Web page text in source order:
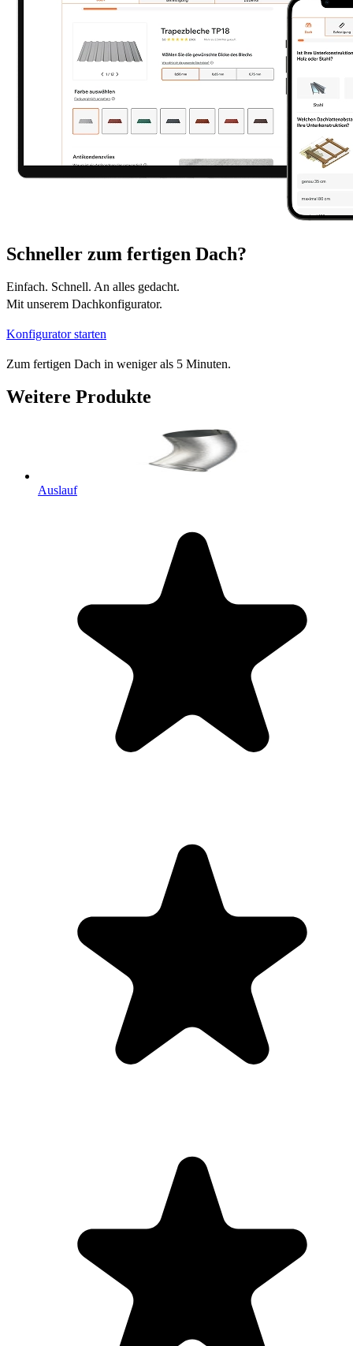
Schneller zum fertigen Dach?
Einfach. Schnell. An alles gedacht.
Mit unserem Dachkonfigurator.
Konfigurator starten
Zum fertigen Dach in weniger als 5 Minuten.
Weitere Produkte
Auslauf